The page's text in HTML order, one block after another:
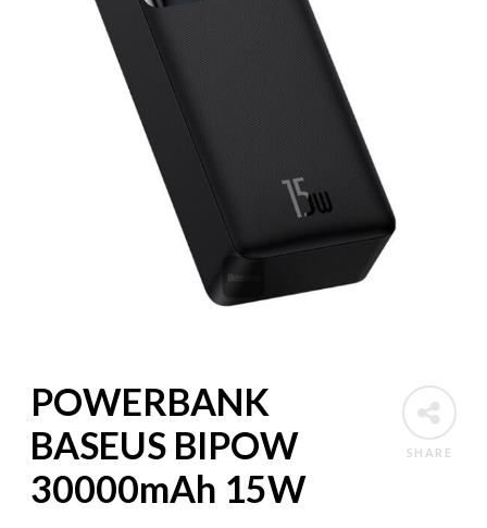
SHARE
POWERBANK
BASEUS BIPOW
30000mAh 15W